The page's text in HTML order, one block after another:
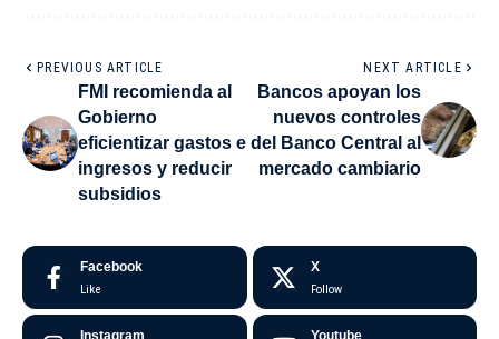
subsidios
Facebook
Like
X
Follow
Follow Subscribe
Tiktok
Follow
Threads
Follow